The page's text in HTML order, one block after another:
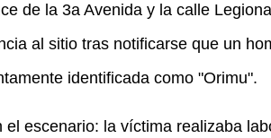
de la 3a Avenida y la calle
al sitio tras notificarse que un
identificada como "Orimu".
escenario: la víctima realizaba